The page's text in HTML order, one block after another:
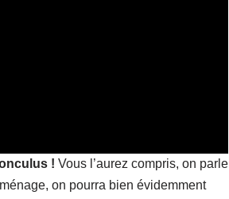
! Vous l’aurez compris, on parle
on pourra bien évidemment